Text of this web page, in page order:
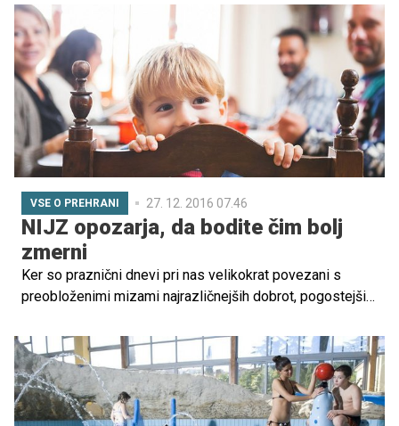
meseca.vendar pa bi rada pričela s kako die...
VSE O PREHRANI 27. 12. 2016 07.46
NIJZ opozarja, da bodite čim bolj
zmerni
Ker so praznični dnevi pri nas velikokrat povezani s
preobloženimi mizami najrazličnejših dobrot, pogostejšim
Nacionalni inštitut za javno zdravje (NIJZ) opozarja, da
moramo biti ob vseh sladkih, mastnih in slanih dobrotah
čim bolj zmerni. Najpomembnejša sta uravnotežena
prehrana in dnevna rekreacija.